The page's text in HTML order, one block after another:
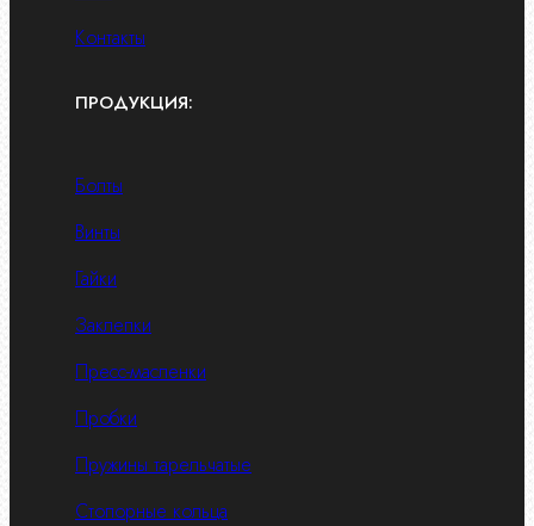
Контакты
ПРОДУКЦИЯ:
Болты
Винты
Гайки
Заклепки
Пресс-масленки
Пробки
Пружины тарельчатые
Стопорные кольца